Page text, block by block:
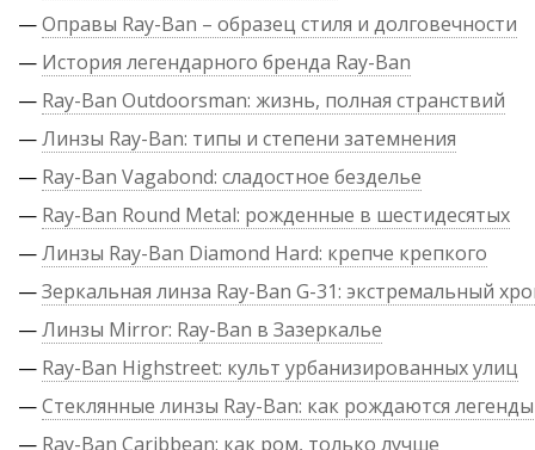
—Оправы Ray-Ban – образец стиля и долговечности
— История легендарного бренда Ray-Ban
— Ray-Ban Outdoorsman: жизнь, полная странствий
—Линзы Ray-Ban: типы и степени затемнения
— Ray-Ban Vagabond: сладостное безделье
— Ray-Ban Round Metal: рожденные в шестидесятых
—Линзы Ray-Ban Diamond Hard: крепче крепкого
—Зеркальная линза Ray-Ban G-31: экстремальный
—Линзы Mirror: Ray-Ban в Зазеркалье
— Ray-Ban Highstreet: культ урбанизированных улиц
—Стеклянные линзы Ray-Ban: как рождаются легенды
— Ray-Ban Caribbean: как ром, только лучше